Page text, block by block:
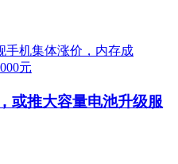
或推大容量电池升级服